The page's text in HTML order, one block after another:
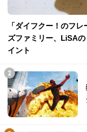
「ダイフクー！のフ
ズファミリー、LiSA
イント